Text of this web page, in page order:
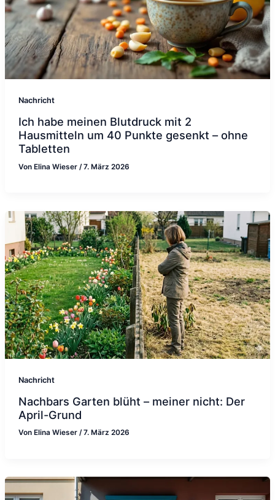
Nachricht
Ich habe meinen Blutdruck mit 2
Hausmitteln um 40 Punkte gesenkt – ohne
Tabletten
Von Elina Wieser /7. März 2026
Nachricht
Nachbars Garten blüht – meiner nicht: Der
April-Grund
Von Elina Wieser /7. März 2026